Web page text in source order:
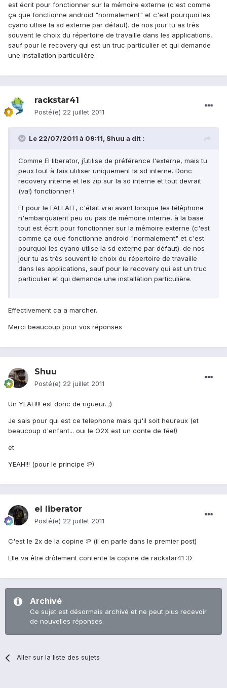
est écrit pour fonctionner sur la mémoire externe (c'est comme
ça que fonctionne android "normalement" et c'est pourquoi les
cyano utlise la sd externe par défaut). de nos jour tu as très
souvent le choix du répertoire de travaille dans les applications,
sauf pour le recovery qui est un truc particulier et qui demande
une installation particulière.
rackstar41
Posté(e) 22 juillet 2011
Le 22/07/2011 à 09:11, Shuu a dit :
Comme El liberator, j’utilise de préférence l'externe, mais tu
peux tout à fais utiliser uniquement la sd interne. Donc
recovery interne et les zip sur la sd interne et tout devrait
(va!) fonctionner !
Et pour le FALLAIT, c'était vrai avant lorsque les téléphone
n'embarquaient peu ou pas de mémoire interne, à la base
tout est écrit pour fonctionner sur la mémoire externe (c'est
comme ça que fonctionne android "normalement" et c'est
pourquoi les cyano utlise la sd externe par défaut). de nos
jour tu as très souvent le choix du répertoire de travaille
dans les applications, sauf pour le recovery qui est un truc
particulier et qui demande une installation particulière.
Effectivement ca a marcher.
Merci beaucoup pour vos réponses
Shuu
Posté(e) 22 juillet 2011
Un YEAH!!! est donc de rigueur. ;)
Je sais pour qui est ce telephone mais qu'il soit heureux (et
beaucoup d'enfant... oui le O2X est un conte de fée!)
et
YEAH!!! (pour le principe :P)
el liberator
Posté(e) 22 juillet 2011
C'est le 2x de la copine :P (il en parle dans le premier post)
Elle va être drôlement contente la copine de rackstar41 :D
Archivé
Ce sujet est désormais archivé et ne peut plus recevoir
de nouvelles réponses.
Aller sur la liste des sujets